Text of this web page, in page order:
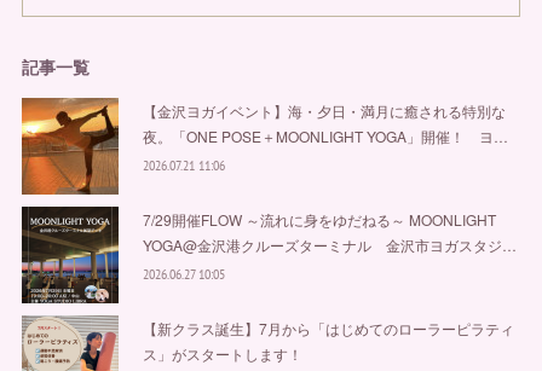
記事一覧
【金沢ヨガイベント】海・夕日・満月に癒される特別な
夜。「ONE POSE＋MOONLIGHT YOGA」開催！ ヨ…
2026.07.21 11:06
7/29開催FLOW ～流れに身をゆだねる～ MOONLIGHT
YOGA@金沢港クルーズターミナル 金沢市ヨガスタジ…
2026.06.27 10:05
【新クラス誕生】7月から「はじめてのローラーピラティ
ス」がスタートします！